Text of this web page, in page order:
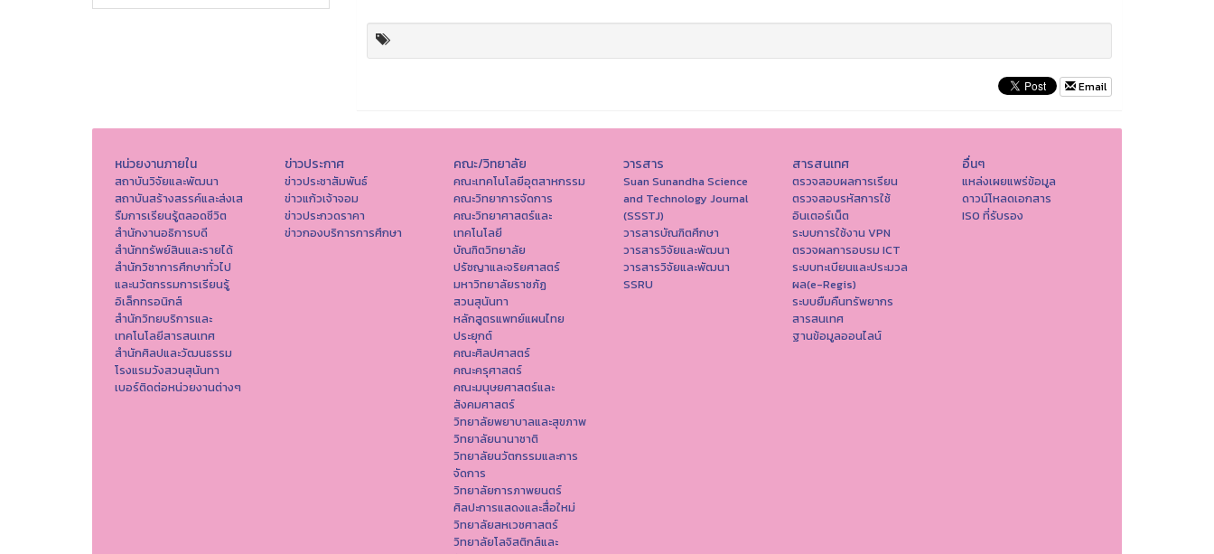
Email
หน่วยงานภายใน
สถาบันวิจัยและพัฒนา
สถาบันสร้างสรรค์และส่งเส
รืมการเรียนรู้ตลอดชีวิต
สำนักงานอธิการบดี
สำนักทรัพย์สินและรายได้
สำนักวิชาการศึกษาทั่วไป
และนวัตกรรมการเรียนรู้
อิเล็กทรอนิกส์
สำนักวิทยบริการและ
เทคโนโลยีสารสนเทศ
สำนักศิลปและวัฒนธรรม
โรงแรมวังสวนสุนันทา
เบอร์ติดต่อหน่วยงานต่างๆ
ข่าวประกาศ
ข่าวประชาสัมพันธ์
ข่าวแก้วเจ้าจอม
ข่าวประกวดราคา
ข่าวกองบริการการศึกษา
คณะ/วิทยาลัย
คณะเทคโนโลยีอุตสาหกรรม
คณะวิทยาการจัดการ
คณะวิทยาศาสตร์และ
เทคโนโลยี
บัณฑิตวิทยาลัย
ปรัชญาและจริยศาสตร์
มหาวิทยาลัยราชภัฏ
สวนสุนันทา
หลักสูตรแพทย์แผนไทย
ประยุกต์
คณะศิลปศาสตร์
คณะครุศาสตร์
คณะมนุษยศาสตร์และ
สังคมศาสตร์
วิทยาลัยพยาบาลและสุขภาพ
วิทยาลัยนานาชาติ
วิทยาลัยนวัตกรรมและการ
จัดการ
วิทยาลัยการภาพยนตร์
ศิลปะการแสดงและสื่อใหม่
วิทยาลัยสหเวชศาสตร์
วิทยาลัยโลจิสติกส์และ
วารสาร
Suan Sunandha Science
and Technology Journal
(SSSTJ)
วารสารบัณฑิตศึกษา
วารสารวิจัยและพัฒนา
วารสารวิจัยและพัฒนา
SSRU
สารสนเทศ
ตรวจสอบผลการเรียน
ตรวจสอบรหัสการใช้
อินเตอร์เน็ต
ระบบการใช้งาน VPN
ตรวจผลการอบรม ICT
ระบบทะเบียนและประมวล
ผล(e-Regis)
ระบบยืมคืนทรัพยากร
สารสนเทศ
ฐานข้อมูลออนไลน์
อื่นๆ
แหล่งเผยแพร่ข้อมูล
ดาวน์โหลดเอกสาร
ISO ที่รับรอง